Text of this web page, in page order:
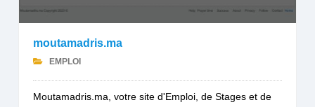
moutamadris.ma
EMPLOI
Moutamadris.ma, votre site d'Emploi, de Stages et de